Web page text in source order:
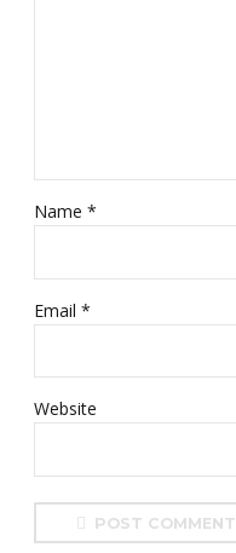
Name *
Email *
Website
POST COMMENT